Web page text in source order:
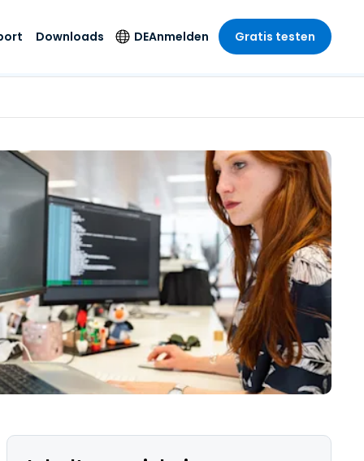
SSO
Endpunkterkennung
und -reaktion
Foxpass Wi-Fi Zugriff
und Kontrolle
Sicherer Zero-Trust-
Arbeitsbereich
Shield (Anti-Betrug)
Alle Produkte
Unterhaltung
und
Sektor
und Design
& Buchhaltung
Unterhaltung
anzeigen
Downloads DE
Français
Italiano
Nederlands
Português
简体中文
繁體中文
日本語
ภาษาไทย
Anmelden Gratis testen